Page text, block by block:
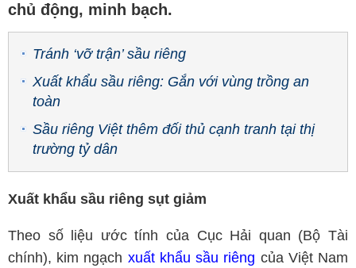
chủ động, minh bạch.
Tránh ‘vỡ trận’ sầu riêng
Xuất khẩu sầu riêng: Gắn với vùng trồng an
toàn
Sầu riêng Việt thêm đối thủ cạnh tranh tại thị
trường tỷ dân
Xuất khẩu sầu riêng sụt giảm
Theo số liệu ước tính của Cục Hải quan (Bộ Tài
chính), kim ngạch xuất khẩu sầu riêng của Việt Nam